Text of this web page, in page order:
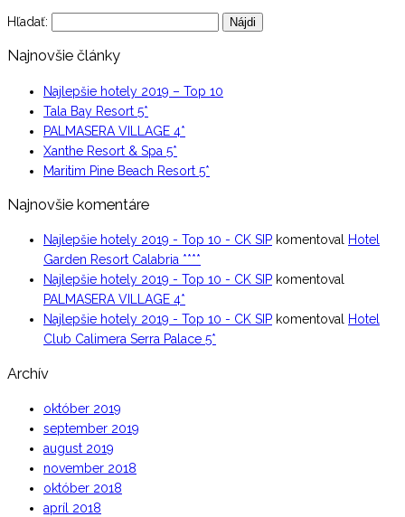
Hľadať:
Najnovšie články
Najlepšie hotely 2019 – Top 10
Tala Bay Resort 5*
PALMASERA VILLAGE 4*
Xanthe Resort & Spa 5*
Maritim Pine Beach Resort 5*
Najnovšie komentáre
Najlepšie hotely 2019 - Top 10 - CK SIP komentoval Hotel
Garden Resort Calabria ****
Najlepšie hotely 2019 - Top 10 - CK SIP komentoval
PALMASERA VILLAGE 4*
Najlepšie hotely 2019 - Top 10 - CK SIP komentoval Hotel
Club Calimera Serra Palace 5*
Archív
október 2019
september 2019
august 2019
november 2018
október 2018
apríl 2018